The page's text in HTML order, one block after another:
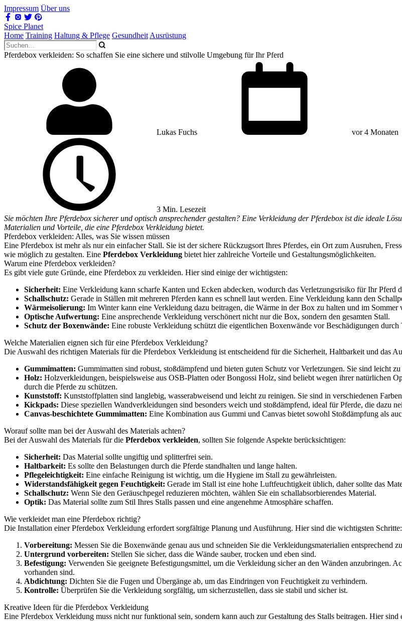
Impressum Über uns
Spice Planet
Home Training Haltung & Pflege Gesundheit Ausrüstung
Pferdebox verkleiden: So schaffen Sie eine sichere und stilvolle Umgebung für Ihr Pferd
Lukas Fuchs vor 4 Monaten
3 Min. Lesezeit
Sie möchten Ihre Pferdebox sicherer und optisch ansprechender gestalten? Eine Verkleidung der Pferdebox ist die ideale
Materialien und Vorteile, die eine Pferdebox Verkleidung bietet.
Pferdebox verkleiden: Alles, was Sie wissen müssen
Eine Pferdebox ist mehr als nur ein einfacher Stall. Sie ist der sichere Rückzugsort Ihres Pferdes, ein Ort zum Ausruhen,
wie möglich zu gestalten. Eine Pferdebox Verkleidung bietet hier zahlreiche Vorteile und Gestaltungsmöglichkeiten.
Warum eine Pferdebox verkleiden?
Es gibt viele gute Gründe, eine Pferdebox zu verkleiden. Hier sind einige der wichtigsten:
Sicherheit: Eine Verkleidung kann scharfe Kanten und Ecken abdecken, wodurch das Verletzungsrisiko für Ihr Pferd
Schallschutz: Gerade in Ställen mit mehreren Pferden kann es schnell laut werden. Eine Verkleidung kann den
Wärmeisolierung: Im Winter kann eine Verkleidung dazu beitragen, die Wärme in der Box zu halten und im Sommer
Optische Aufwertung: Eine ansprechende Verkleidung verschönert nicht nur die Box, sondern den gesamten Stall.
Schutz der Boxenwände: Eine robuste Verkleidung schützt die eigentlichen Boxenwände vor Beschädigungen durch
Welche Materialien eignen sich für eine Pferdebox Verkleidung?
Die Auswahl des richtigen Materials für die Pferdebox Verkleidung ist entscheidend für die Sicherheit, Haltbarkeit und das
Gummimatten: Gummimatten sind robust, stoßdämpfend und bieten guten Schutz vor Verletzungen. Sie sind leicht
Holz: Holzverkleidungen, beispielsweise aus OSB-Platten oder Bongossi Holz, sind beliebt wegen ihrer natürlichen
durch die Pferde zu schützen.
Kunststoff: Kunststoffplatten sind langlebig, wasserabweisend und leicht zu reinigen. Sie sind in verschiedenen
Kickpads: Diese speziellen Wandverkleidungen sind besonders weich und stoßdämpfend, ideal für Pferde, die dazu
Canvas-beschichtete Gummimatten: Eine Kombination aus Gummi und Canvas bietet sowohl Stoßdämpfung als
Worauf sollte man bei der Auswahl des Materials achten?
Bei der Auswahl des Materials für die Pferdebox verkleiden, sollten Sie folgende Aspekte berücksichtigen:
Sicherheit: Das Material sollte ungiftig und splitterfrei sein.
Haltbarkeit: Es sollte den Belastungen durch die Pferde standhalten und lange halten.
Pflegeleichtigkeit: Eine einfache Reinigung ist wichtig, um die Hygiene im Stall zu gewährleisten.
Widerstandsfähigkeit gegen Feuchtigkeit: Gerade im Stall ist eine hohe Luftfeuchtigkeit üblich, daher sollte das
Schallschutz: Wenn Sie den Geräuschpegel reduzieren möchten, wählen Sie ein schallabsorbierendes Material.
Optik: Das Material sollte zum Stil Ihres Stalls passen und eine angenehme Atmosphäre schaffen.
Wie verkleidet man eine Pferdebox richtig?
Die Installation einer Pferdebox Verkleidung erfordert sorgfältige Planung und Ausführung. Hier sind die wichtigsten Schritte:
Vorbereitung: Messen Sie die Boxenwände genau aus und schneiden Sie die Verkleidungsmaterialien entsprechend
Untergrund vorbereiten: Stellen Sie sicher, dass die Wände sauber, trocken und eben sind.
Befestigung: Verwenden Sie geeignete Befestigungsmittel, um die Verkleidung sicher an den Wänden anzubringen.
vorhanden sind.
Abdichtung: Dichten Sie die Fugen und Übergänge ab, um das Eindringen von Feuchtigkeit zu verhindern.
Kontrolle: Überprüfen Sie die Verkleidung sorgfältig, um sicherzustellen, dass sie stabil und sicher ist.
Kreative Ideen für die Pferdebox Verkleidung
Eine Pferdebox Verkleidung muss nicht nur funktional sein, sondern kann auch zur Gestaltung des Stalls beitragen. Hier sind